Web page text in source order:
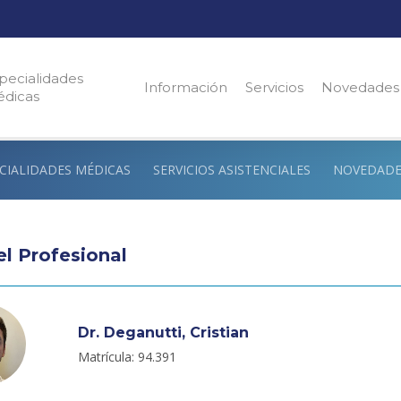
Información Servicios Novedades
MÉDICAS SERVICIOS ASISTENCIALES
Profesional
Dr. Deganutti, Cristian
Matrícula: 94.391